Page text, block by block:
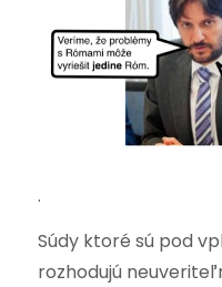
.
Súdy ktoré sú pod
rozhodujú